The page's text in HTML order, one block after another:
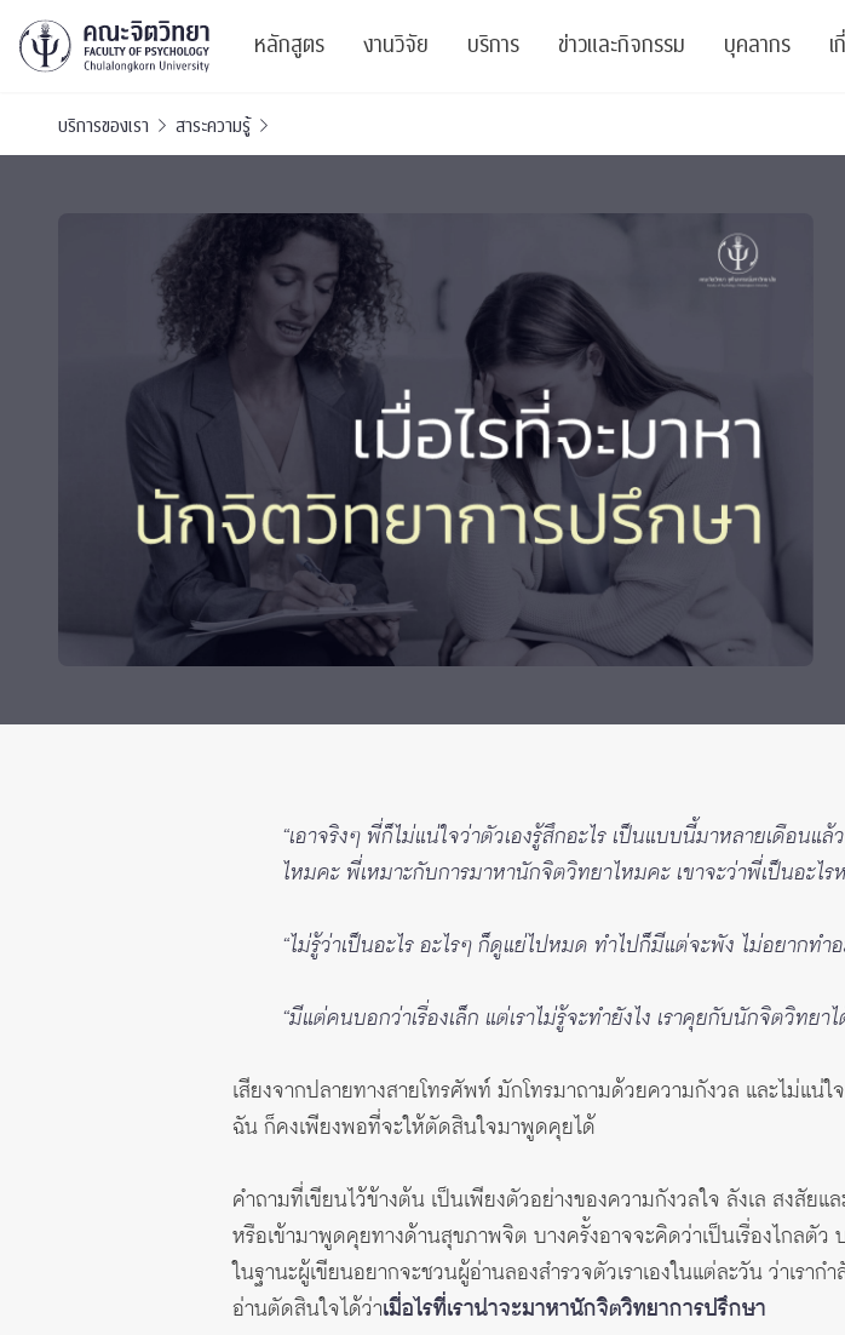
หลักสูตร
ปริญญาบัณฑิต
หลักสูตรปริญญาตรี
หลักสูตรปริญญาโทและ
ปริญญาเอก
นิสิตปัจจุบัน
งานวิจัย
ทรัพยากรและสิ่งสนับสนุน
ผลงานตีพิมพ์
งานประชุมวิชาการ
งานประชุมวิชาการระดับนานาชาติ
TICP 2023
SSBW Activities
บริการ
บริการวิชาการ
PSY Stats Clinic
ศูนย์สุขภาวะทางจิต
ศูนย์จิตวิทยาเพื่อประสิทธิภาพองค์กร
Life Di
CU Radio
ข่าวและกิจกรรม
ข่าวประชาสัมพันธ์
เสวนาและบรรยายพิเศษ
โครงการอบรม
ตำแหน่งงาน
บุคลากร
นักวิจัยห
บริการของเรา สาระความรู้
“เอาจริงๆ พี่ก็ไม่แน่ใจว่าตัวเองรู้สึกอะไร เป็นแบบนี้มาหลายเดือน
ไหมคะ พี่เหมาะกับการมาหานักจิตวิทยาไหมคะ เขาจะว่าพี่เป็นอะไร
“ไม่รู้ว่าเป็นอะไร อะไรๆ ก็ดูแย่ไปหมด ทำไปก็มีแต่จะพัง ไม่อยากท
“มีแต่คนบอกว่าเรื่องเล็ก แต่เราไม่รู้จะทำยังไง เราคุยกับนักจิตวิทยา
เสียงจากปลายทางสายโทรศัพท์ มักโทรมาถามด้วยความกังวล และไม่แ
ฉัน ก็คงเพียงพอที่จะให้ตัดสินใจมาพูดคุยได้
คำถามที่เขียนไว้ข้างต้น เป็นเพียงตัวอย่างของความกังวลใจ ลังเล สงสัย
หรือเข้ามาพูดคุยทางด้านสุขภาพจิต บางครั้งอาจจะคิดว่าเป็นเรื่องไกลตัว
ในฐานะผู้เขียนอยากจะชวนผู้อ่านลองสำรวจตัวเราเองในแต่ละวัน ว่าเรา
อ่านตัดสินใจได้ว่าเมื่อไรที่เราน่าจะมาหานักจิตวิทยาการปรึกษา